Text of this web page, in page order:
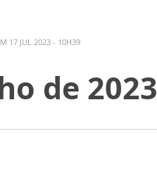
17 JUL 2023 - 10H39
de 2023